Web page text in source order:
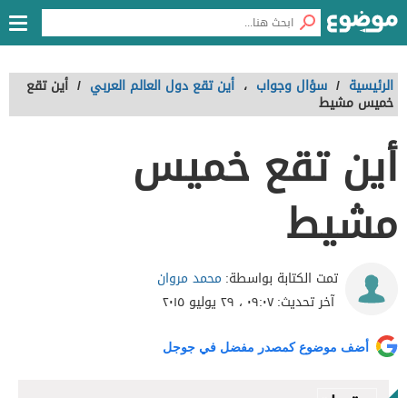
الرئيسية / سؤال وجواب ، أين تقع دول العالم العربي / أين تقع
خميس مشيط
أين تقع خميس
مشيط
تمت الكتابة بواسطة: محمد مروان
آخر تحديث:٠٩:٠٧ ، ٢٩ يوليو ٢٠١٥
أضف موضوع كمصدر مفضل في جوجل